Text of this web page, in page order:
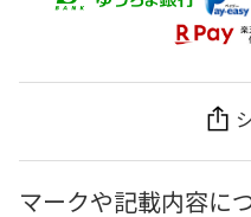
マークや記載内容に